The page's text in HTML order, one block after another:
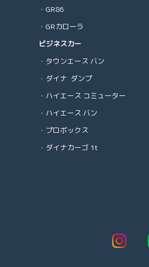
・GR86
・GRカローラ
ビジネスカー
・タウンエース バン
・ダイナ ダンプ
・ハイエース コミューター
・ハイエース バン
・プロボックス
・ダイナカーゴ 1t